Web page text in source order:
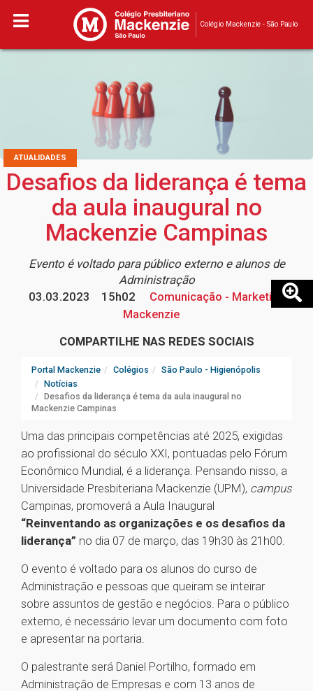
Colégio Mackenzie - São Paulo
ATUALIDADES
Desafios da liderança é tema
da aula inaugural no
Mackenzie Campinas
Evento é voltado para público externo e alunos de
Administração
03.03.2023
15h02
Comunicação - Marketing
Mackenzie
COMPARTILHE NAS REDES SOCIAIS
Portal Mackenzie Colégios
São Paulo - Higienópolis
Notícias
Desafios da liderança é tema da aula inaugural no
Mackenzie Campinas
Uma das principais competências até 2025, exigidas
ao profissional do século XXI, pontuadas pelo Fórum
Econômico Mundial, é a liderança. Pensando nisso, a
Universidade Presbiteriana Mackenzie (UPM), campus
Campinas, promoverá a Aula Inaugural
“Reinventando as organizações e os desafios da
liderança” no dia 07 de março, das 19h30 às 21h00.
O evento é voltado para os alunos do curso de
Administração e pessoas que queiram se inteirar
sobre assuntos de gestão e negócios. Para o público
externo, é necessário levar um documento com foto
e apresentar na portaria.
O palestrante será Daniel Portilho, formado em
Administração de Empresas e com 13 anos de